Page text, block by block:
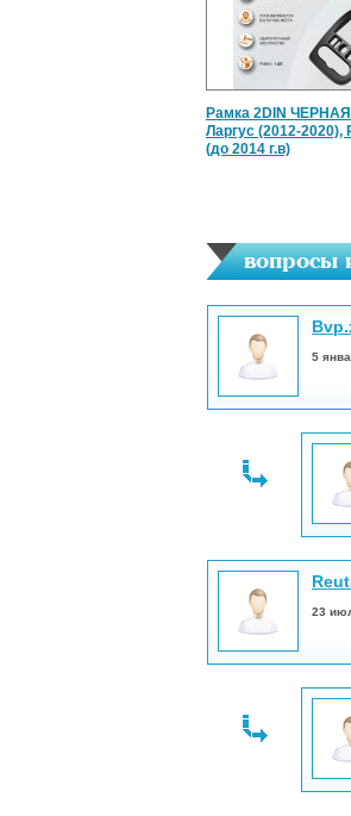
Рамка 2DIN
Ларгус (2012-2020),
(до 2014 г.в)
вопросы
5
23